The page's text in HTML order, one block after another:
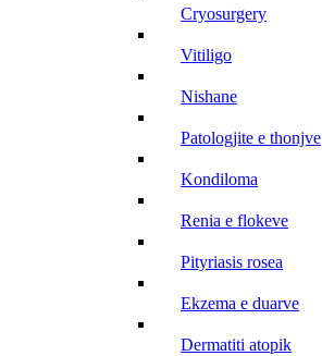
cryosurgery
vitiligo
nishane
patologjite e thonjve
kondiloma
renia e flokeve
pityriasis rosea
ekzema e duarve
dermatiti atopik